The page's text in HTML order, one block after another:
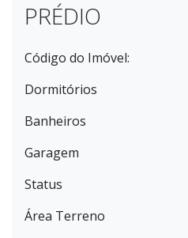
PRÉDIO
Código do Imóvel:
Dormitórios
Banheiros
Garagem
Status
Área Terreno